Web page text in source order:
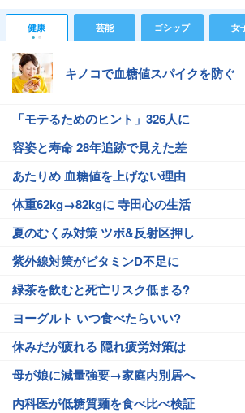
健康 芸能 ゴシップ 女
キノコで血糖値スパイクを防ぐ
「モテるためのヒント」326人に
容姿と寿命 28年追跡で見えた差
あたりめ 血糖値を上げない理由
体重62kg→82kgに 寺田心の生活
夏のむくみ対策 ツボ&反射区押し
紫外線対策がビタミンD不足に
緑茶を飲むと死亡リスク低まる?
ヨーグルト いつ食べたらいい?
休みだが疲れる 隠れ疲労対策は
母が娘に減量強要→家庭内別居へ
内科医が低糖質麺を食べ比べ検証